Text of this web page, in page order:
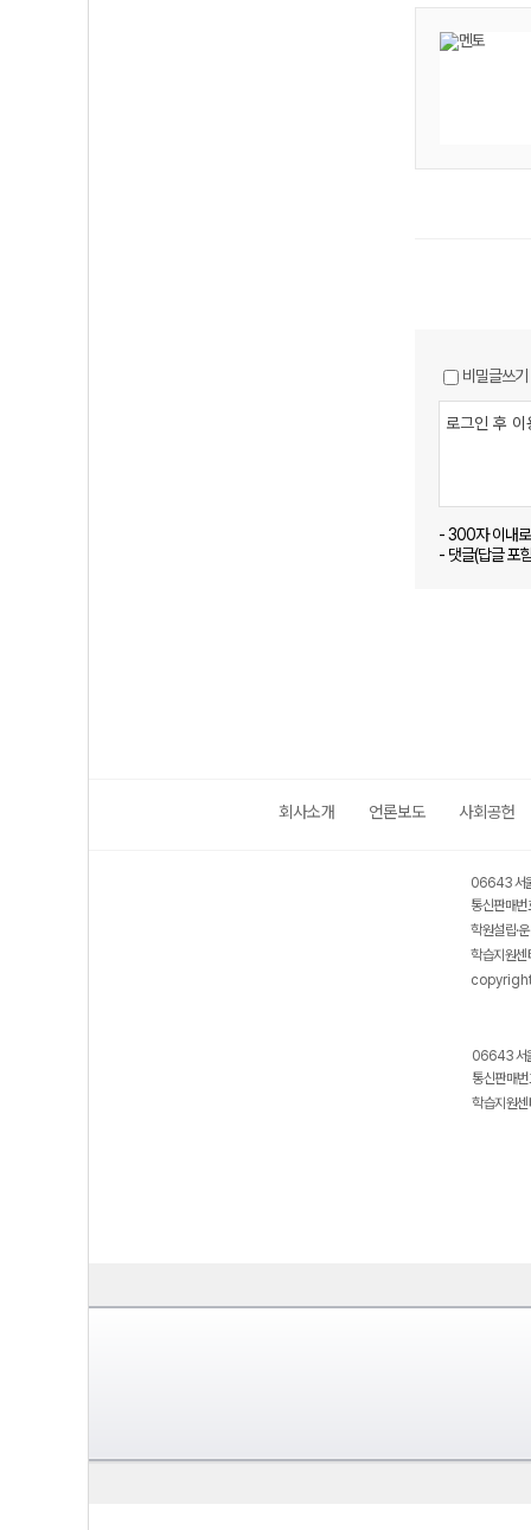
비밀글쓰기
- 300자 이내
- 댓글(답글 포
회사소개 언론보도 사회공헌
06643 서
통신판매
학원설립·
학습지원
06643 서
통신판매
학습지원